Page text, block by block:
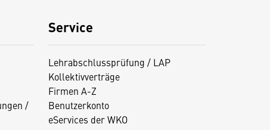
/
Service
Lehrabschlussprüfung / LAP
Kollektivverträge
Firmen A-Z
Benutzerkonto
eServices der WKO